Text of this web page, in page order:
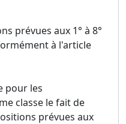
prévues aux 1° à 8°
à l'article
pour les
classe le fait de
prévues aux